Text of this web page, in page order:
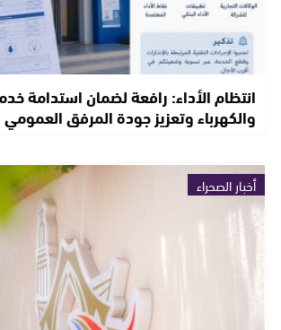
انتظام الأداء: رافعة لضمان استدامة
والكهرباء وتعزيز جودة المرفق العمومي
أخبار الصحراء